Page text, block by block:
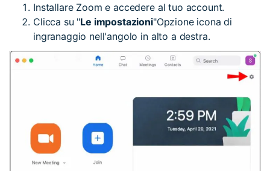
Installare Zoom e accedere al tuo account.
Clicca su "Le impostazioni"Opzione icona di
ingranaggio nell'angolo in alto a destra.